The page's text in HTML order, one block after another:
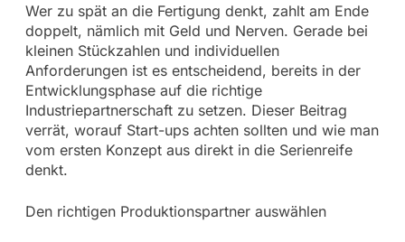
Wer zu spät an die Fertigung denkt, zahlt am Ende
doppelt, nämlich mit Geld und Nerven. Gerade bei
kleinen Stückzahlen und individuellen
Anforderungen ist es entscheidend, bereits in der
Entwicklungsphase auf die richtige
Industriepartnerschaft zu setzen. Dieser Beitrag
verrät, worauf Start-ups achten sollten und wie man
vom ersten Konzept aus direkt in die Serienreife
denkt.
Den richtigen Produktionspartner auswählen